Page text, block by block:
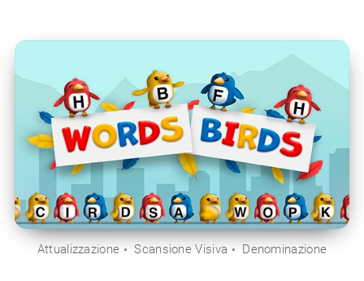
Attualizzazione Scansione Visiva Denominazione